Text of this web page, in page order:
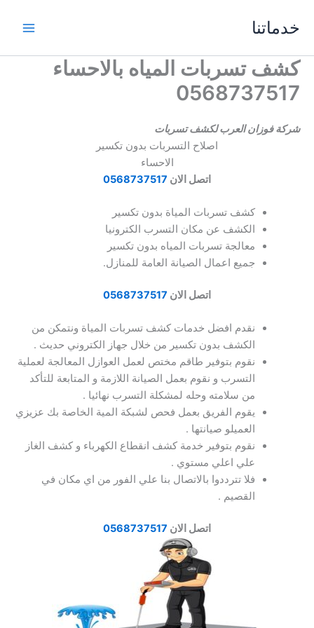
خدماتنا
كشف تسربات المياه بالاحساء
0568737517
شركة فوزان العرب لكشف تسربات
اصلاح التسربات بدون تكسير
الاحساء
اتصل الان 0568737517
كشف تسربات المياة بدون تكسير
الكشف عن مكان التسرب الكترونيا
معالجة تسربات المياه بدون تكسير
جميع اعمال الصيانة العامة للمنازل.
اتصل الان 0568737517
نقدم افضل خدمات كشف تسربات المياة ونتمكن من
الكشف بدون تكسير من خلال جهاز الكتروني حديث .
نقوم بتوفير طاقم مختص لعمل العوازل المعالجة لعملية
التسرب و نقوم بعمل الصيانة اللازمة و المتابعة للتأكد
من سلامته وحله لمشكلة التسرب نهائيا .
يقوم الفريق بعمل فحص لشبكة المية الخاصة بك عزيزي
العميلو صيانتها .
نقوم بتوفير خدمة كشف انقطاع الكهرباء و كشف الغاز
علي اعلي مستوي .
فلا تترددوا بالاتصال بنا علي الفور من اي مكان في
القصيم .
اتصل الان 0568737517